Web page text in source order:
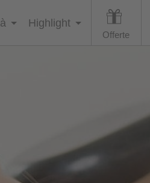
Highlight
Offerte